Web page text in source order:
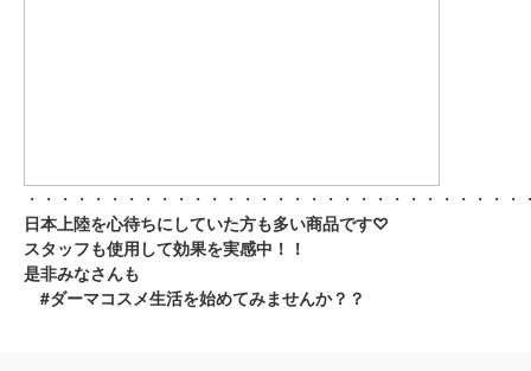
・・・・・・・・・・・・・・・・・・・・・・・・・・・・・
日本上陸を心待ちにしていた方も多い商品です♡
スタッフも使用して効果を実感中！！
是非みなさんも
#ダーマコスメ生活を始めてみませんか？？